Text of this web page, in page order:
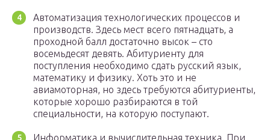
Автоматизация технологических процессов и
производств. Здесь мест всего пятнадцать, а
проходной балл достаточно высок – сто
восемьдесят девять. Абитуриенту для
поступления необходимо сдать русский язык,
математику и физику. Хоть это и не
авиамоторная, но здесь требуются абитуриенты,
которые хорошо разбираются в той
специальности, на которую поступают.
Информатика и вычислительная техника. При